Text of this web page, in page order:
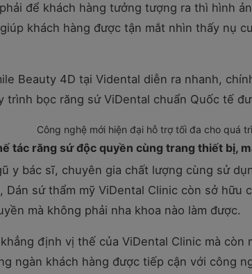
để khách hàng tưởng tượng ra thì hình
khách hàng được tận mắt nhìn thấy nụ
Beauty 4D tại Vidental diễn ra nhanh,
trình bọc răng sứ ViDental chuẩn Quốc tế
Công nghệ mới hiện đại hỗ trợ tối đa cho quá
tác răng sứ độc quyền cùng trang thiết bị,
y bác sĩ, chuyên gia chất lượng cùng sử
Dán sứ thẩm mỹ ViDental Clinic còn sở hữu
mà không phải nha khoa nào làm được.
định vị thế của ViDental Clinic mà còn
ngàn khách hàng được tiếp cận với công